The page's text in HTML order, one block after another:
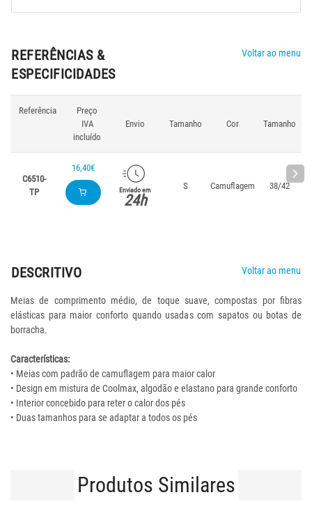
REFERÊNCIAS &
ESPECIFICIDADES
Voltar ao menu
Referência
Preço
IVA
incluído
Envio Tamanho Cor Tamanho
C6510-
TP
16,40€
Enviado em
24h
S Camuflagem 38/42
DESCRITIVO Voltar ao menu
Meias de comprimento médio, de toque suave, compostas por fibras
elásticas para maior conforto quando usadas com sapatos ou botas de
borracha.
Características:
• Meias com padrão de camuflagem para maior calor
• Design em mistura de Coolmax, algodão e elastano para grande conforto
• Interior concebido para reter o calor dos pés
• Duas tamanhos para se adaptar a todos os pés
Produtos Similares